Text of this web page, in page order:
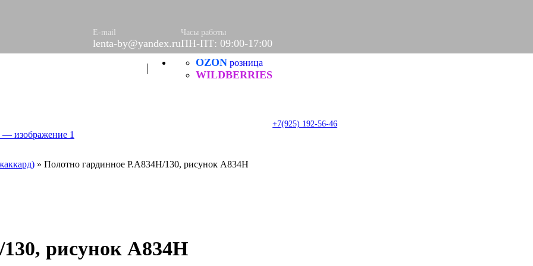
E-mail
lenta-by@yandex.ru
Часы работы
ПН-ПТ: 09:00-17:00
+7(925) 192-56-46
OZON розница
WILDBERRIES
» Полотно гардинное Р.А834Н/130, рисунок А834Н
рисунок А834Н